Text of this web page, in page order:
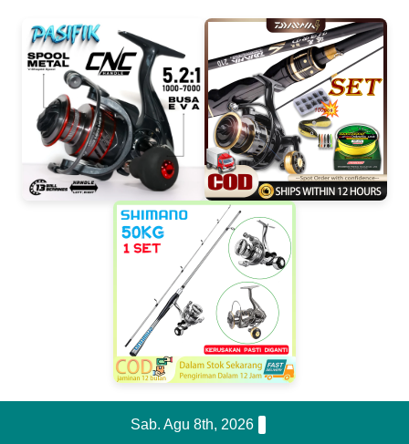
Sab. Agu 8th, 2026